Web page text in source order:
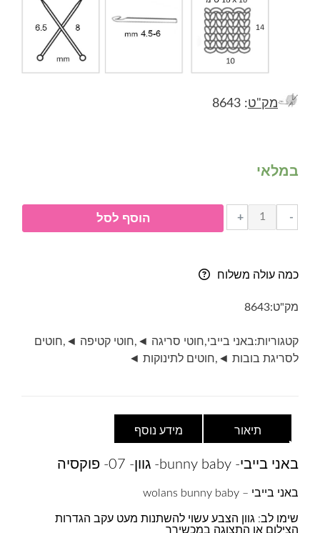
מק"ט: 8643
במלאי
-
כמות
של
bunny
+ הוסף לסל
כמה עולה משלוח
מק"ט:8643
קטגוריות:באני בייבי,חוטי סריגה ◄ ,חוטי קטיפה ◄ ,חוטים
לסריגת בובות ◄ ,חוטים לתינוקות ◄
תיאור מידע נוסף
באני בייבי- bunny baby- גוון- 07- פוקסיה
באני בייבי – wolans bunny baby
שימו לב: גוון הצבע עשוי להשתנות מעט עקב הגדרות
הצילום או התצוגה במכשירך